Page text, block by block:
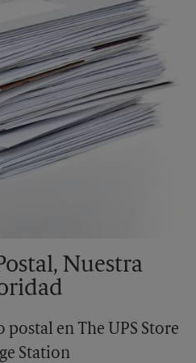
Nuestra
en The UPS Store
Station